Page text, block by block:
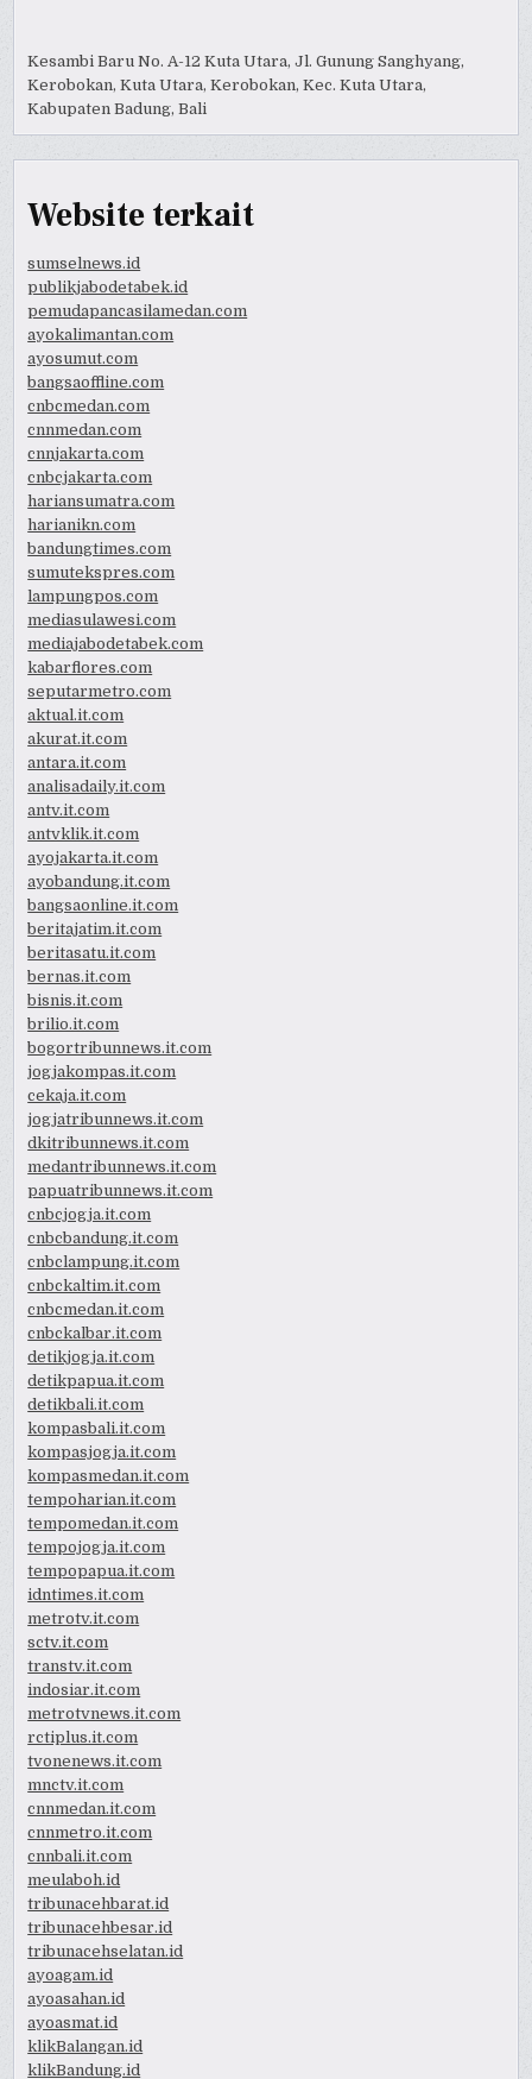
Kesambi Baru No. A-12 Kuta Utara, Jl. Gunung Sanghyang,
Kerobokan, Kuta Utara, Kerobokan, Kec. Kuta Utara,
Kabupaten Badung, Bali
Website terkait
sumselnews.id
publikjabodetabek.id
pemudapancasilamedan.com
ayokalimantan.com
ayosumut.com
bangsaoffline.com
cnbcmedan.com
cnnmedan.com
cnnjakarta.com
cnbcjakarta.com
hariansumatra.com
harianikn.com
bandungtimes.com
sumutekspres.com
lampungpos.com
mediasulawesi.com
mediajabodetabek.com
kabarflores.com
seputarmetro.com
aktual.it.com
akurat.it.com
antara.it.com
analisadaily.it.com
antv.it.com
antvklik.it.com
ayojakarta.it.com
ayobandung.it.com
bangsaonline.it.com
beritajatim.it.com
beritasatu.it.com
bernas.it.com
bisnis.it.com
brilio.it.com
bogortribunnews.it.com
jogjakompas.it.com
cekaja.it.com
jogjatribunnews.it.com
dkitribunnews.it.com
medantribunnews.it.com
papuatribunnews.it.com
cnbcjogja.it.com
cnbcbandung.it.com
cnbclampung.it.com
cnbckaltim.it.com
cnbcmedan.it.com
cnbckalbar.it.com
detikjogja.it.com
detikpapua.it.com
detikbali.it.com
kompasbali.it.com
kompasjogja.it.com
kompasmedan.it.com
tempoharian.it.com
tempomedan.it.com
tempojogja.it.com
tempopapua.it.com
idntimes.it.com
metrotv.it.com
sctv.it.com
transtv.it.com
indosiar.it.com
metrotvnews.it.com
rctiplus.it.com
tvonenews.it.com
mnctv.it.com
cnnmedan.it.com
cnnmetro.it.com
cnnbali.it.com
meulaboh.id
tribunacehbarat.id
tribunacehbesar.id
tribunacehselatan.id
ayoagam.id
ayoasahan.id
ayoasmat.id
klikBalangan.id
klikBandung.id